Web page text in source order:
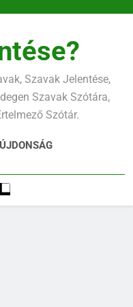
Szavak Jelentése,
Szavak Szótára,